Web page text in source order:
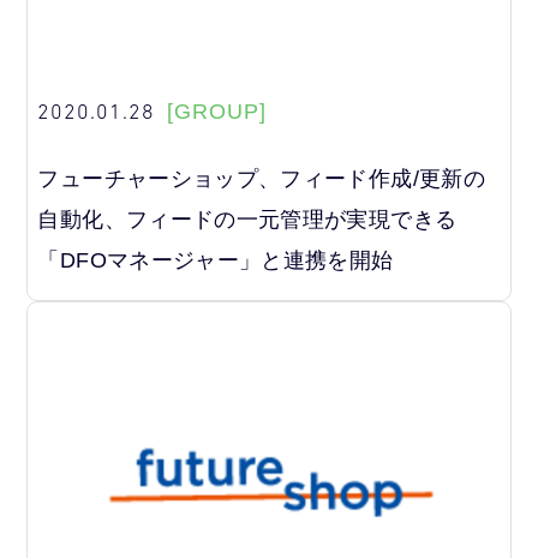
2020.01.28 [GROUP]
フューチャーショップ、フィード作成/更新の
自動化、フィードの一元管理が実現できる
「DFOマネージャー」と連携を開始